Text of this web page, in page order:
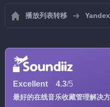
播放列表转移
Excellent 4.3/5
最好的在线音乐收藏管理解决方